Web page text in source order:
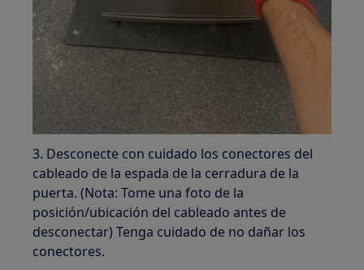
3. Desconecte con cuidado los conectores del
cableado de la espada de la cerradura de la
puerta. (Nota: Tome una foto de la
posición/ubicación del cableado antes de
desconectar) Tenga cuidado de no dañar los
conectores.